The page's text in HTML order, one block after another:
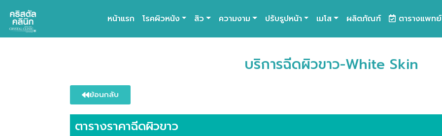
Main Navigation
หน้าแรก โรคผิวหนัง สิว ความงาม ปรับรูปหน้า เมโส ผลิตภัณฑ์ ตารางแพทย์
บริการฉีดผิวขาว-White Skin
ย้อนกลับ
ตารางราคาฉีดผิวขาว